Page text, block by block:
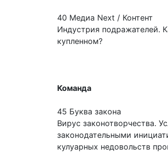
40 Медиа Next / Контент
Индустрия подражателей.
купленном?
Команда
45 Буква закона
Вирус законотворчества.
законодательными
кулуарных недовольств